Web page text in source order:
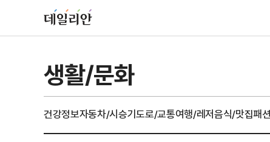
생활/문화
건강정보자동차/시승기도로/교통여행/레저음식/맛집패